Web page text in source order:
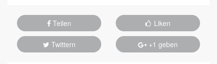
Teilen Liken
Twittern +1 geben